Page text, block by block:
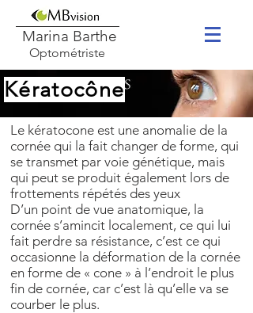
Marina Barthe
Optométriste
Kératocône
Le kératocone est une anomalie de la
cornée qui la fait changer de forme, qui
se transmet par voie génétique, mais
qui peut se produit également lors de
frottements répétés des yeux
D’un point de vue anatomique, la
cornée s’amincit localement, ce qui lui
fait perdre sa résistance, c’est ce qui
occasionne la déformation de la cornée
en forme de « cone » à l’endroit le plus
fin de cornée, car c’est là qu’elle va se
courber le plus.